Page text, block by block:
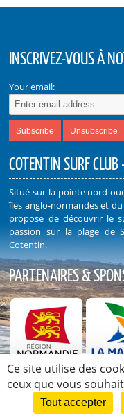
INSCRIVEZ-VOUS À
Your email:
COTENTIN SURF
Situé sur la pointe nord-
îles anglo-normandes et
propose de découvrir le
passion sur la plage de
Cotentin.
PARTENAIRES &
Découvrez
Ce site utilise des
ceux que vous
Tout accepter